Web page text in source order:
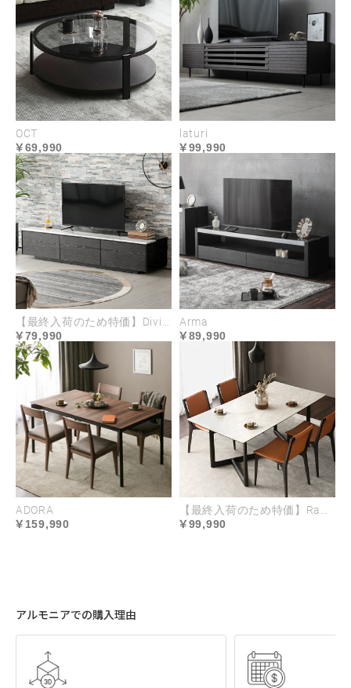
腕を預けやすい高さ、小物を置きやすい幅に計算さ
れたアームレスト。また、包み込むような心地のサ
ブクッションは4つと豊富に付属しており、リラクゼ
ーションの質を高めるこだわりが細部に宿されてい
ます。
身体をしっかり支える
耐久性の高いクッション構造
座面は表層に弾力のあるシリコンフィル、下層に密
度の異なるウレタンを3層も重ね、安心して身体を
預けられる強度と快適な座り心地に設計。背面はシ
リコンフィル＆フェザーを使用し、空気を含んだ包
まれるような柔らかさと弾力で、リラックス感の高
い座り心地をもたらします。
OCT
69,990
laturi
99,990
【最終入荷のため特価】Divino
79,990
Arma
89,990
ADORA
159,990
【最終入荷のため特価】Ramo
99,990
アルモニアでの購入理由